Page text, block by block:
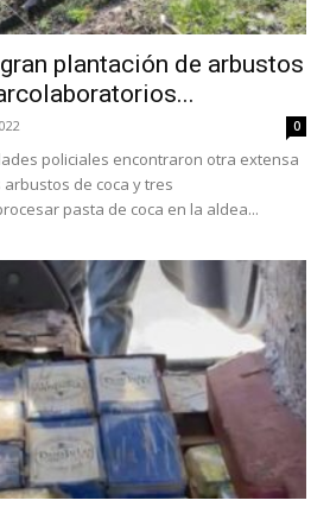
plantación de arbustos
0
policiales encontraron otra extensa
de coca y tres
pasta de coca en la aldea...